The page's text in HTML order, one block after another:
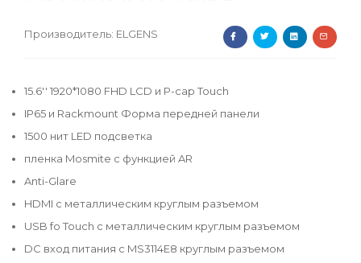
Производитель: ELGENS
15.6'' 1920*1080 FHD LCD и P-cap Touch
IP65 и Rackmount Форма передней панели
1500 нит LED подсветка
пленка Mosmite с функцией AR
Anti-Glare
HDMI с металлическим круглым разъемом
USB fo Touch с металлическим круглым разъемом
DC вход питания с MS3114E8 круглым разъемом